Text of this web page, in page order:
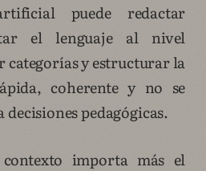
puede redactar
el lenguaje al nivel
categorías y estructurar la
coherente y no se
decisiones pedagógicas.
importa más el